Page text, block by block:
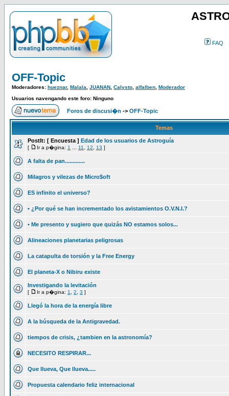
FAQ
OFF-Topic
Moderadores: hueznar, Malala JUANAN Calysto alfalben Moderador
Usuarios navengando este foro: Ninguno
Foros de discusi�n -> OFF-Topic
Temas
PostIt: [ Encuesta ] Edad de los usuarios de Astroguía
[ Ir a p�gina: 1 11 12 13 ]
A falta de pan.............
Milagros y vilezas de Micro$oft
ES infinito el universo?
• ¿Por qué se han incrementado los avistamientos O.V.N.I.?
• Me presento y sugiero que quizás NO estamos solos...
Alineaciones planetarias peligrosas
La catapulta de torsión y la Free Energy
El planeta-X o Nibiru existe
Investigando la levitación
[ Ir a p�gina: 1 2 3 ]
Llegó la hora de la energía libre
A la búsqueda de la Antigravedad.
tiempos de crisis, ¿tambien en la astronomía?
NECESITO RESPIRAR...
Que llueva, Que llueva.....
Propuesta calendario feliz internacional